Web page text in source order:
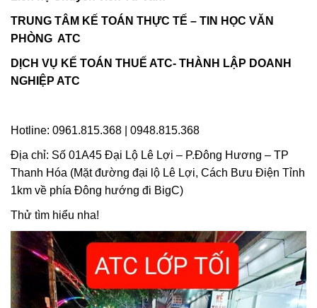
TRUNG TÂM KẾ TOÁN THỰC TẾ – TIN HỌC VĂN
PHÒNG ATC
DỊCH VỤ KẾ TOÁN THUẾ ATC- THÀNH LẬP DOANH
NGHIỆP ATC
Hotline: 0961.815.368 | 0948.815.368
Địa chỉ: Số 01A45 Đại Lộ Lê Lợi – P.Đông Hương – TP
Thanh Hóa (Mặt đường đại lộ Lê Lợi, Cách Bưu Điện Tỉnh
1km về phía Đông hướng đi BigC)
Thử tìm hiểu nha!